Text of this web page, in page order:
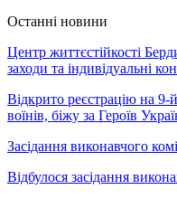
Останні новини
Центр життєстійкості
заходи та індивідуальні
Відкрито реєстрацію на
воїнів, біжу за Героїв
Засідання виконавчого
Відбулося засідання